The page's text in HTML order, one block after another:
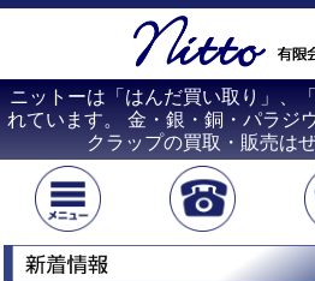
ニットーは「はんだ買い取り」、
れています。 金・銀・銅・パラジ
クラップの買取・販売は